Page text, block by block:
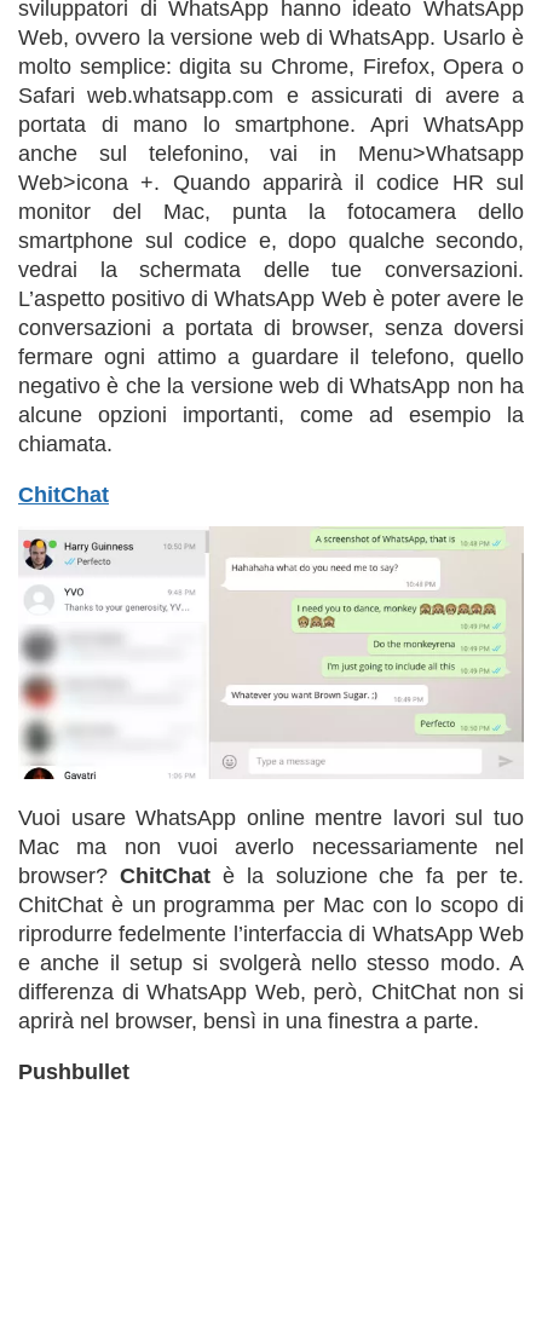
sviluppatori di WhatsApp hanno ideato WhatsApp
Web, ovvero la versione web di WhatsApp. Usarlo è
molto semplice: digita su Chrome, Firefox, Opera o
Safari web.whatsapp.com e assicurati di avere a
portata di mano lo smartphone. Apri WhatsApp
anche sul telefonino, vai in Menu>Whatsapp
Web>icona +. Quando apparirà il codice HR sul
monitor del Mac, punta la fotocamera dello
smartphone sul codice e, dopo qualche secondo,
vedrai la schermata delle tue conversazioni.
L’aspetto positivo di WhatsApp Web è poter avere le
conversazioni a portata di browser, senza doversi
fermare ogni attimo a guardare il telefono, quello
negativo è che la versione web di WhatsApp non ha
alcune opzioni importanti, come ad esempio la
chiamata.
ChitChat
Vuoi usare WhatsApp online mentre lavori sul tuo
Mac ma non vuoi averlo necessariamente nel
browser? ChitChatè la soluzione che fa per te.
ChitChat è un programma per Mac con lo scopo di
riprodurre fedelmente l’interfaccia di WhatsApp Web
e anche il setup si svolgerà nello stesso modo. A
differenza di WhatsApp Web, però, ChitChat non si
aprirà nel browser, bensì in una finestra a parte.
Pushbullet